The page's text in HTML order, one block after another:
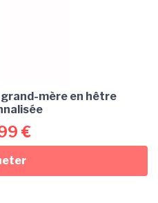
mère en hêtre
€